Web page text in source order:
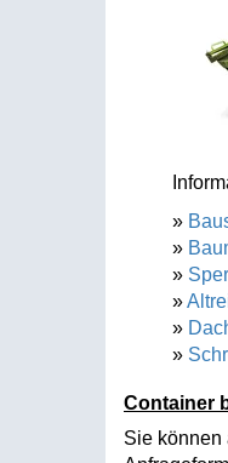
»
»
»
»
»
»
Container
Sie können